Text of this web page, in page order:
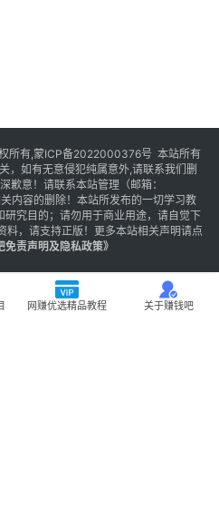
所有,蒙ICP备2022000376号 本站所有
，如有无意侵犯纯属意外,请联系我们删
歉意！请联系本站管理（邮箱：
内容的删除！本站所发布的一切学习教
究目的；请勿用于商业用途，请自觉下
，请支持正版！更多本站相关声明请点
免责声明及隐私政策》
网赚优选精品教程 关于赚钱吧